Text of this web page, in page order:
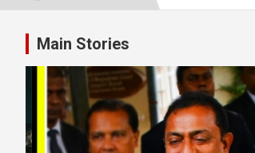
Main Stories